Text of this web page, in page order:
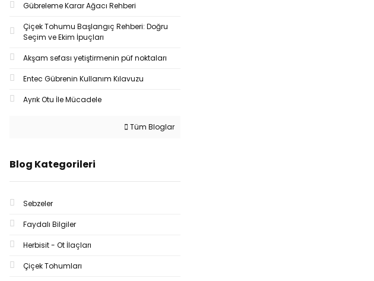
Gübreleme Karar Ağacı Rehberi
Çiçek Tohumu Başlangıç Rehberi: Doğru
Seçim ve Ekim İpuçları
Akşam sefası yetiştirmenin püf noktaları
Entec Gübrenin Kullanım Kılavuzu
Ayrık Otu İle Mücadele
Tüm Bloglar
Blog Kategorileri
Sebzeler
Faydalı Bilgiler
Herbisit - Ot İlaçları
Çiçek Tohumları